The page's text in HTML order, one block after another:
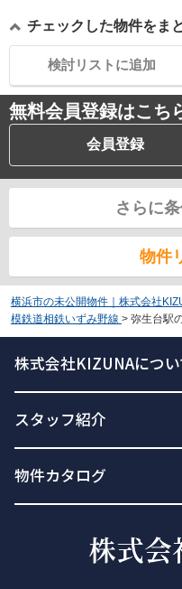
チェックした物件をま
検討リストに追加
無料会員登録はこち
会員登録
さらに
物件
横浜市の未公開物件｜株式会社
模鉄道相鉄いずみ野線 > 弥生台駅
株式会社KIZUNAについ
スタッフ紹介
物件カタログ